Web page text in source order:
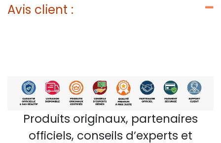
Avis client :
Produits originaux, partenaires
officiels, conseils d’experts et